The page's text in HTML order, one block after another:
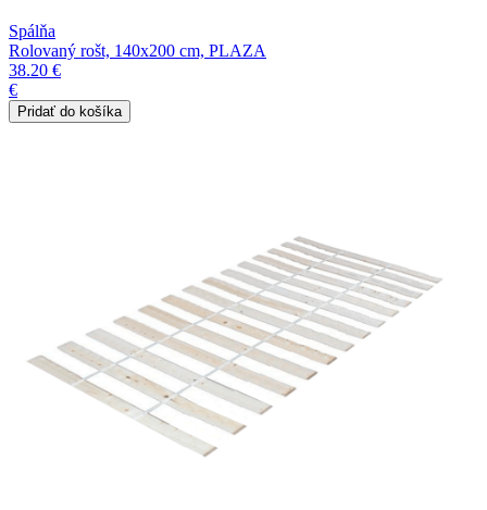
Spálňa
Rolovaný rošt, 140x200 cm, PLAZA
38.20 €
€